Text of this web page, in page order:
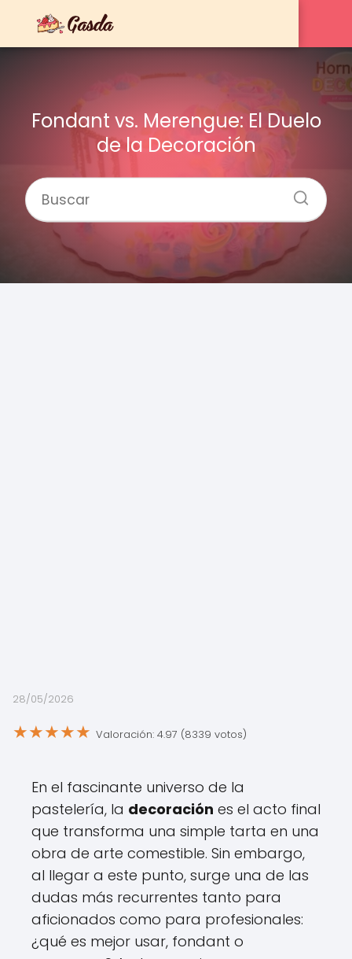
Fondant vs. Merengue: El Duelo
de la Decoración
28/05/2026
★★★★★ Valoración: 4.97 (8339 votos)
En el fascinante universo de la
pastelería, la decoración es el acto final
que transforma una simple tarta en una
obra de arte comestible. Sin embargo,
al llegar a este punto, surge una de las
dudas más recurrentes tanto para
aficionados como para profesionales:
¿qué es mejor usar, fondant o